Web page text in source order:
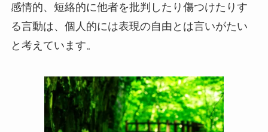
感情的、短絡的に他者を批判したり傷つけたりす
る言動は、個人的には表現の自由とは言いがたい
と考えています。